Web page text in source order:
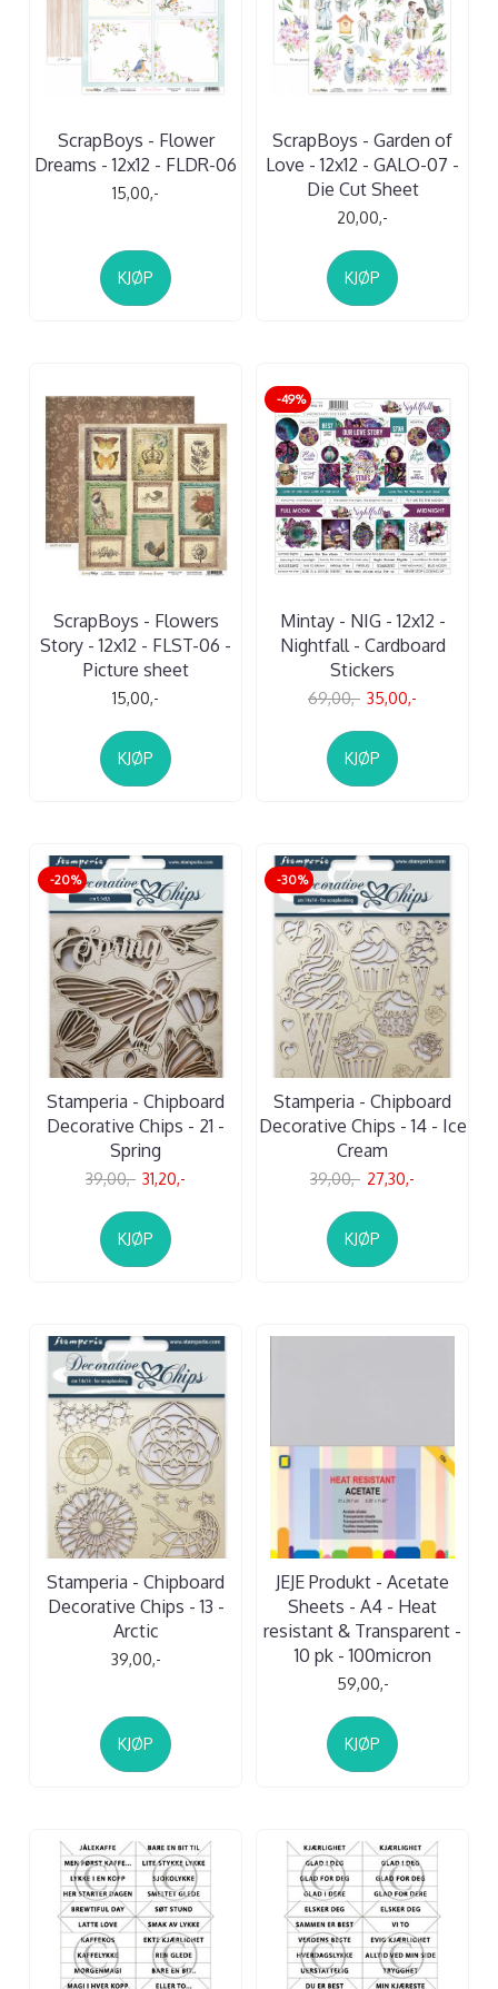
ScrapBoys - Flower
Dreams - 12x12 - FLDR-06
15,00,-
KJØP
ScrapBoys - Garden of
Love - 12x12 - GALO-07 -
Die Cut Sheet
20,00,-
KJØP
ScrapBoys - Flowers
Story - 12x12 - FLST-06 -
Picture sheet
15,00,-
KJØP
-49%
Mintay - NIG - 12x12 -
Nightfall - Cardboard
Stickers
69,00,- 35,00,-
KJØP
-20%
Stamperia - Chipboard
Decorative Chips - 21 -
Spring
39,00,- 31,20,-
KJØP
-30%
Stamperia - Chipboard
Decorative Chips - 14 - Ice
Cream
39,00,- 27,30,-
KJØP
Stamperia - Chipboard
Decorative Chips - 13 -
Arctic
39,00,-
KJØP
JEJE Produkt - Acetate
Sheets - A4 - Heat
resistant & Transparent -
10 pk - 100micron
59,00,-
KJØP